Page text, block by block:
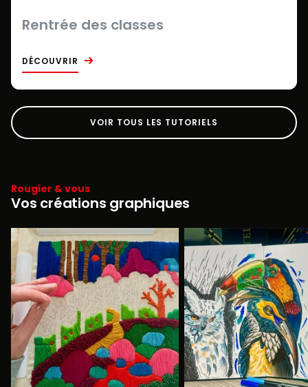
Rentrée des classes
DÉCOUVRIR
VOIR TOUS LES TUTORIELS
Rougier & vous
Vos créations graphiques